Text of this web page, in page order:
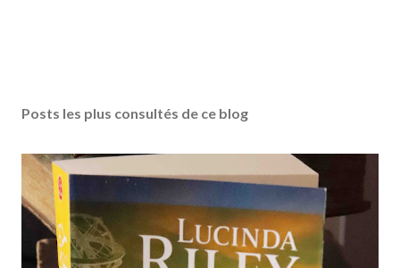
Posts les plus consultés de ce blog